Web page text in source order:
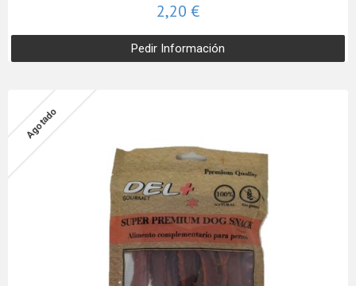
2,20 €
Pedir Información
Agotado